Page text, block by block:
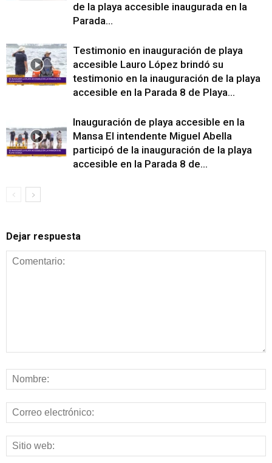
de la playa accesible inaugurada en la
Parada...
Testimonio en inauguración de playa
accesible Lauro López brindó su
testimonio en la inauguración de la playa
accesible en la Parada 8 de Playa...
Inauguración de playa accesible en la
Mansa El intendente Miguel Abella
participó de la inauguración de la playa
accesible en la Parada 8 de...
Dejar respuesta